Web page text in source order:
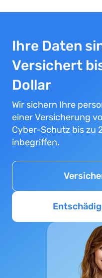
Ihre Daten
Versichert
Dollar
Wir sichern Ihre
einer Versicherung
Cyber-Schutz bis zu
inbegriffen.